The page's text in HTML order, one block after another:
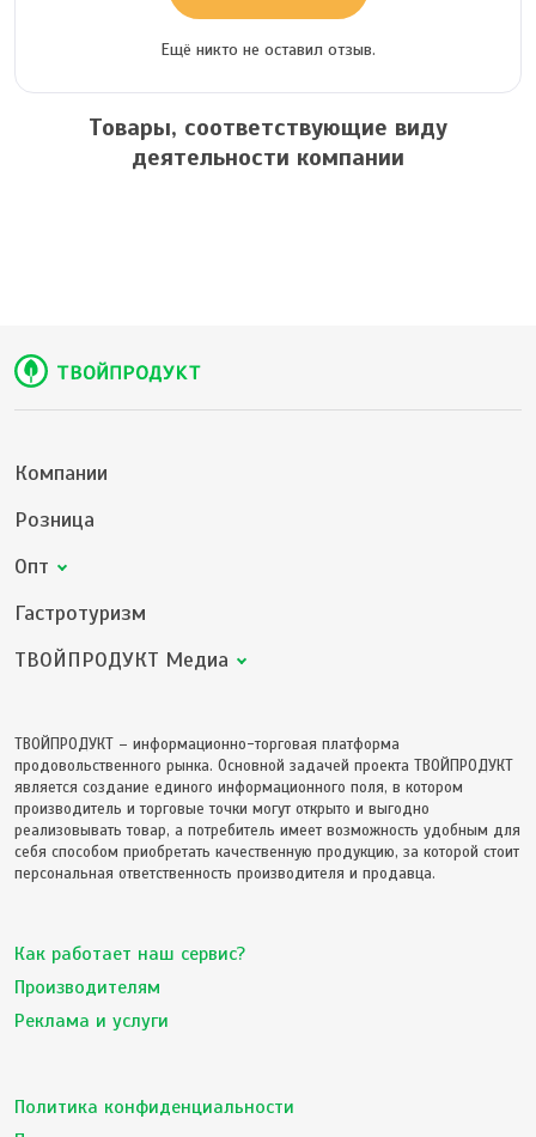
Ещё никто не оставил отзыв.
Товары, соответствующие виду
деятельности компании
Компании
Розница
Опт
Гастротуризм
ТВОЙПРОДУКТ Медиа
ТВОЙПРОДУКТ – информационно-торговая платформа
продовольственного рынка. Основной задачей проекта ТВОЙПРОДУКТ
является создание единого информационного поля, в котором
производитель и торговые точки могут открыто и выгодно
реализовывать товар, а потребитель имеет возможность удобным для
себя способом приобретать качественную продукцию, за которой стоит
персональная ответственность производителя и продавца.
Как работает наш сервис?
Производителям
Реклама и услуги
Политика конфиденциальности